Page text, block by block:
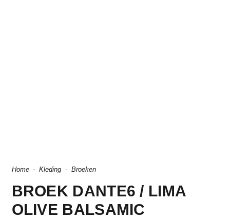
Home - Kleding - Broeken
BROEK DANTE6 / LIMA
OLIVE BALSAMIC